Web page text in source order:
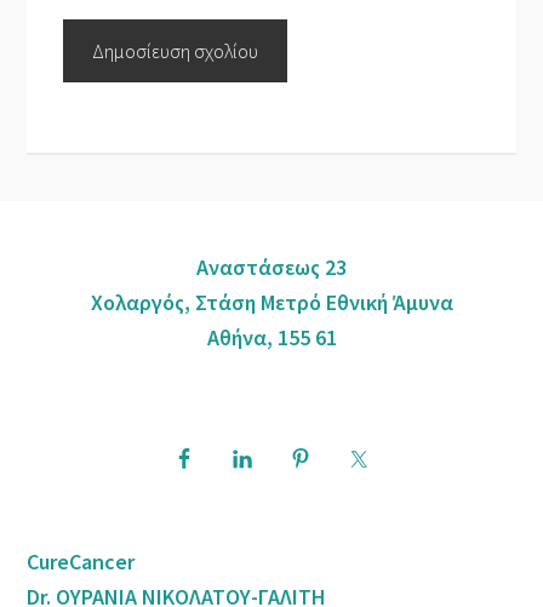
Αναστάσεως 23
Χολαργός, Στάση Μετρό Εθνική Άμυνα
Αθήνα, 155 61
CureCancer
Dr. ΟΥΡΑΝΙΑ ΝΙΚΟΛΑΤΟΥ-ΓΑΛΙΤΗ